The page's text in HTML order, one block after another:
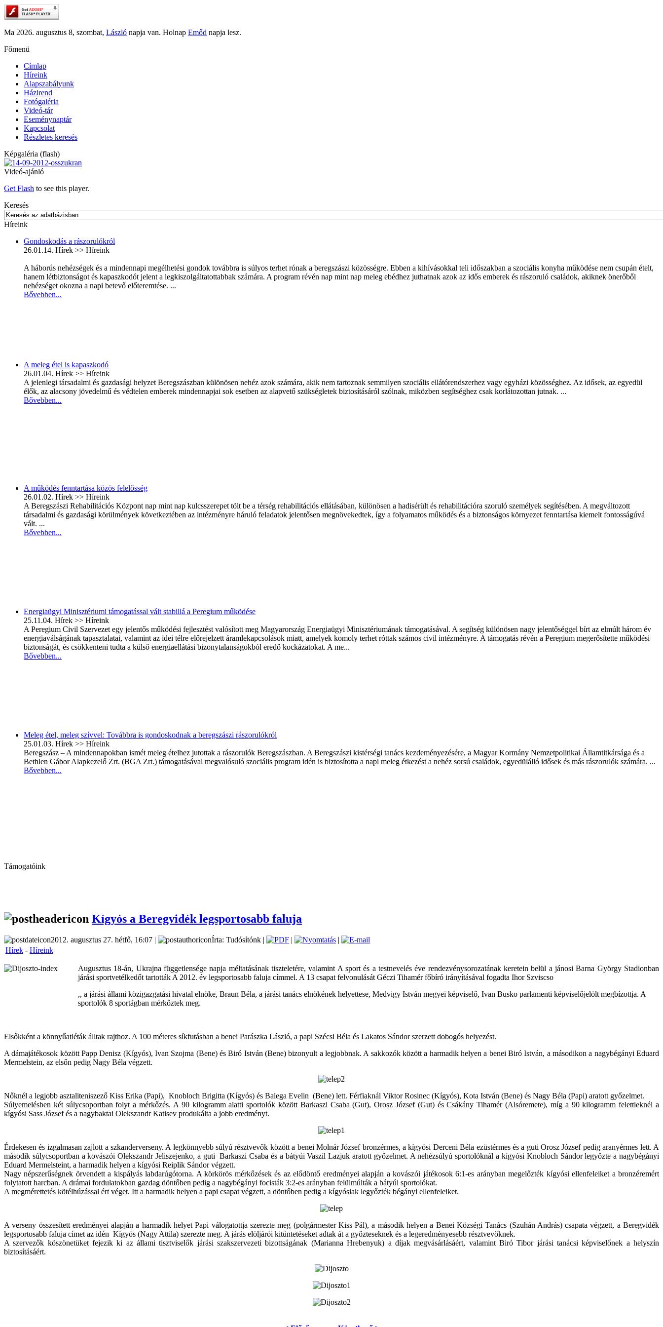
Ma 2026. augusztus 8, szombat, László napja van. Holnap Emőd napja lesz.
Főmenü
Címlap
Híreink
Alapszabályunk
Házirend
Fotógaléria
Videó-tár
Eseménynaptár
Kapcsolat
Részletes keresés
Képgaléria (flash)
Videó-ajánló
Get Flash to see this player.
Keresés
Híreink
Gondoskodás a rászorulókról
26.01.14. Hírek >> Híreink
A háborús nehézségek és a mindennapi megélhetési gondok továbbra is súlyos terhet rónak a beregszászi közösségre. Ebben a kihívásokkal teli időszakban a szociális konyha működése nem csupán ételt,
hanem létbiztonságot és kapaszkodót jelent a legkiszolgáltatottabbak számára. A program révén nap mint nap meleg ebédhez juthatnak azok az idős emberek és rászoruló családok, akiknek önerőből
nehézséget okozna a napi betevő előteremtése. ...
Bővebben...
A meleg étel is kapaszkodó
26.01.04. Hírek >> Híreink
A jelenlegi társadalmi és gazdasági helyzet Beregszászban különösen nehéz azok számára, akik nem tartoznak semmilyen szociális ellátórendszerhez vagy egyházi közösséghez. Az idősek, az egyedül
élők, az alacsony jövedelmű és védtelen emberek mindennapjai sok esetben az alapvető szükségletek biztosításáról szólnak, miközben segítséghez csak korlátozottan jutnak. ...
Bővebben...
A működés fenntartása közös felelősség
26.01.02. Hírek >> Híreink
A Beregszászi Rehabilitációs Központ nap mint nap kulcsszerepet tölt be a térség rehabilitációs ellátásában, különösen a hadisérült és rehabilitációra szoruló személyek segítésében. A megváltozott
társadalmi és gazdasági körülmények következtében az intézményre háruló feladatok jelentősen megnövekedtek, így a folyamatos működés és a biztonságos környezet fenntartása kiemelt fontosságúvá
vált. ...
Bővebben...
Energiaügyi Minisztériumi támogatással vált stabillá a Peregium működése
25.11.04. Hírek >> Híreink
A Peregium Civil Szervezet egy jelentős működési fejlesztést valósított meg Magyarország Energiaügyi Minisztériumának támogatásával. A segítség különösen nagy jelentőséggel bírt az elmúlt három év
energiaválságának tapasztalatai, valamint az idei télre előrejelzett áramlekapcsolások miatt, amelyek komoly terhet róttak számos civil intézményre. A támogatás révén a Peregium megerősítette működési
biztonságát, és csökkenteni tudta a külső energiaellátási bizonytalanságokból eredő kockázatokat. A me...
Bővebben...
Meleg étel, meleg szívvel: Továbbra is gondoskodnak a beregszászi rászorulókról
25.01.03. Hírek >> Híreink
Beregszász – A mindennapokban ismét meleg ételhez jutottak a rászorulók Beregszászban. A Beregszászi kistérségi tanács kezdeményezésére, a Magyar Kormány Nemzetpolitikai Államtitkársága és a
Bethlen Gábor Alapkezelő Zrt. (BGA Zrt.) támogatásával megvalósuló szociális program idén is biztosította a napi meleg étkezést a nehéz sorsú családok, egyedülálló idősek és más rászorulók számára. ...
Bővebben...
Támogatóink
Kígyós a Beregvidék legsportosabb faluja
2012. augusztus 27. hétfő, 16:07 | Írta: Tudósítónk | |
|
Hírek - Híreink
Augusztus 18-án, Ukrajna függetlensége napja méltatásának tiszteletére, valamint A sport és a testnevelés éve rendezvénysorozatának keretein belül a jánosi Barna György Stadionban
járási sportvetélkedőt tartották A 2012. év legsportosabb faluja címmel. A 13 csapat felvonulását Géczi Tihamér főbíró irányításával fogadta Ihor Szviscso
,, a járási állami közigazgatási hivatal elnöke, Braun Béla, a járási tanács elnökének helyettese, Medvigy István megyei képviselő, Ivan Busko parlamenti képviselőjelölt megbízottja. A
sportolók 8 sportágban mérkőztek meg.
Elsőkként a könnyűatléták álltak rajthoz. A 100 méteres síkfutásban a benei Parászka László, a papi Szécsi Béla és Lakatos Sándor szerzett dobogós helyezést.
A dámajátékosok között Papp Denisz (Kígyós), Ivan Szojma (Bene) és Biró István (Bene) bizonyult a legjobbnak. A sakkozók között a harmadik helyen a benei Biró István, a másodikon a nagybégányi Eduard
Mermelstein, az elsőn pedig Nagy Béla végzett.
Nőknél a legjobb asztaliteniszező Kiss Erika (Papi), Knobloch Brigitta (Kígyós) és Balega Evelin (Bene) lett. Férfiaknál Viktor Rosinec (Kígyós), Kota István (Bene) és Nagy Béla (Papi) aratott győzelmet.
Súlyemelésben két súlycsoportban folyt a mérkőzés. A 90 kilogramm alatti sportolók között Barkaszi Csaba (Gut), Orosz József (Gut) és Csákány Tihamér (Alsóremete), míg a 90 kilogramm felettieknél a
kígyósi Sass József és a nagybaktai Olekszandr Katisev produkálta a jobb eredményt.
Érdekesen és izgalmasan zajlott a szkanderverseny. A legkönnyebb súlyú résztvevők között a benei Molnár József bronzérmes, a kígyósi Derceni Béla ezüstérmes és a guti Orosz József pedig aranyérmes lett. A
második súlycsoportban a kovászói Olekszandr Jeliszejenko, a guti Barkaszi Csaba és a bátyúi Vaszil Lazjuk aratott győzelmet. A nehézsúlyú sportolóknál a kígyósi Knobloch Sándor legyőzte a nagybégányi
Eduard Mermelsteint, a harmadik helyen a kígyósi Reiplik Sándor végzett.
Nagy népszerűségnek örvendett a kispályás labdarúgótorna. A körkörös mérkőzések és az elődöntő eredményei alapján a kovászói játékosok 6:1-es arányban megelőzték kígyósi ellenfeleiket a bronzéremért
folytatott harcban. A drámai fordulatokban gazdag döntőben pedig a nagybégányi focisták 3:2-es arányban felülmúlták a bátyúi sportolókat.
A megmérettetés kötélhúzással ért véget. Itt a harmadik helyen a papi csapat végzett, a döntőben pedig a kígyósiak legyőzték bégányi ellenfeleiket.
A verseny összesített eredményei alapján a harmadik helyet Papi válogatottja szerezte meg (polgármester Kiss Pál), a második helyen a Benei Községi Tanács (Szuhán András) csapata végzett, a Beregvidék
legsportosabb faluja címet az idén Kígyós (Nagy Attila) szerezte meg. A járás elöljárói kitüntetéseket adtak át a győzteseknek és a legeredményesebb résztvevőknek.
A szervezők köszönetüket fejezik ki az állami tisztviselők járási szakszervezeti bizottságának (Marianna Hrebenyuk) a díjak megvásárlásáért, valamint Biró Tibor járási tanácsi képviselőnek a helyszín
biztosításáért.